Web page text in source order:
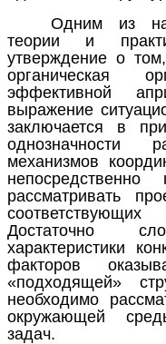
Одним из
теории и
утверждение о
органическая
эффективной
выражение
заключается в
однозначности
механизмов
рассматривать
Достаточно
характеристики
факторов
«подходящей»
необходимо
окружающей
задач.